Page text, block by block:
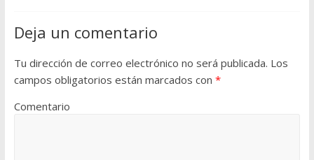
Deja un comentario
Tu dirección de correo electrónico no será publicada. Los
campos obligatorios están marcados con *
Comentario